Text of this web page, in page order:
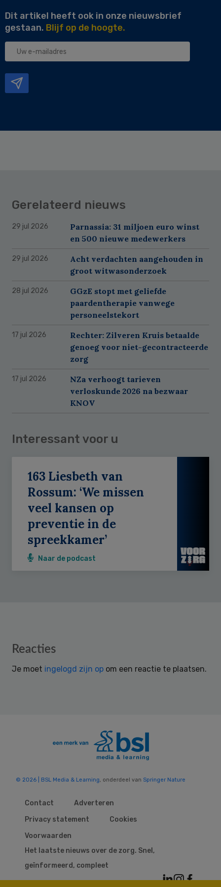
Dit artikel heeft ook in onze nieuwsbrief
gestaan. Blijf op de hoogte.
Uw
Gerelateerd nieuws
29 jul 2026
Parnassia: 31 miljoen euro winst
en 500 nieuwe medewerkers
29 jul 2026
Acht verdachten aangehouden in
groot witwasonderzoek
28 jul 2026
GGzE stopt met geliefde
paardentherapie vanwege
personeelstekort
17 jul 2026
Rechter: Zilveren Kruis betaalde
genoeg voor niet-gecontracteerde
zorg
17 jul 2026
NZa verhoogt tarieven
verloskunde 2026 na bezwaar
KNOV
Interessant voor u
163 Liesbeth van
Rossum: ‘We missen
veel kansen op
preventie in de
spreekkamer’
Naar de podcast
Reader
Reacties
Je moet ingelogd zijn op om een reactie te plaatsen.
© 2026 | BSL Media & Learning, onderdeel van Springer Nature
Contact
Adverteren
Privacy statement
Cookies
Voorwaarden
Het laatste nieuws over de zorg. Snel,
geïnformeerd, compleet